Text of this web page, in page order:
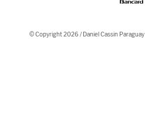
© Copyright 2026 / Daniel Cassin Paraguay